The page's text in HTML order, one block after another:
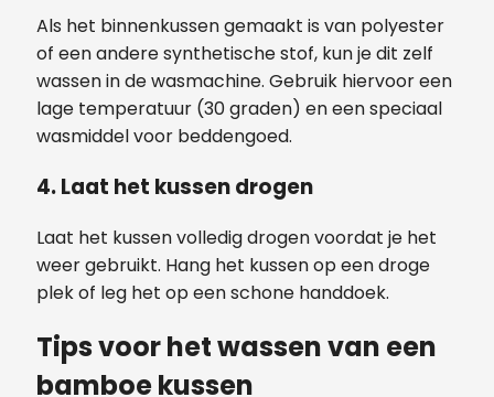
Als het binnenkussen gemaakt is van polyester
of een andere synthetische stof, kun je dit zelf
wassen in de wasmachine. Gebruik hiervoor een
lage temperatuur (30 graden) en een speciaal
wasmiddel voor beddengoed.
4. Laat het kussen drogen
Laat het kussen volledig drogen voordat je het
weer gebruikt. Hang het kussen op een droge
plek of leg het op een schone handdoek.
Tips voor het wassen van een
bamboe kussen